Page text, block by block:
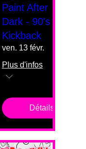
Paint After
Dark - 90's
Kickback
ven. 13 févr.
Plus d'infos
Détails